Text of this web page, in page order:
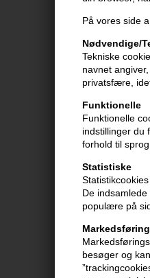
På vores side
Nødvendige/
Tekniske
navnet
privatsfære,
Funktionelle
Funktionelle
indstillinger du
forhold til
Statistiske
De
populære på
Markedsføring
besøger og
Styler Maxx
Brush
998,00 DKK